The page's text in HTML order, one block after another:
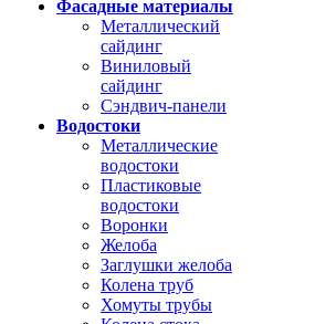
Фасадные материалы
Металлический
сайдинг
Виниловый
сайдинг
Сэндвич-панели
Водостоки
Металлические
водостоки
Пластиковые
водостоки
Воронки
Желоба
Заглушки желоба
Колена труб
Хомуты трубы